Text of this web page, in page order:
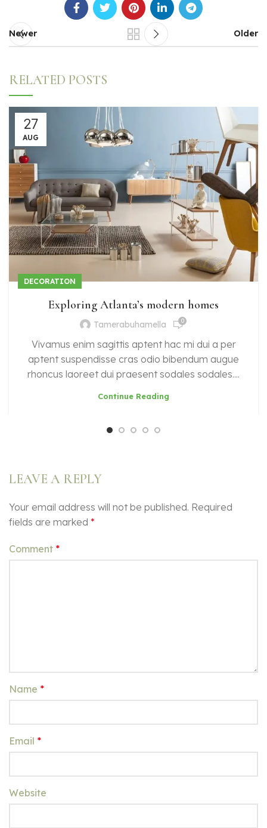
Newer Older
RELATED POSTS
27
AUG
DECORATION
Exploring Atlanta’s modern homes
Tamerabuhamella 0
Vivamus enim sagittis aptent hac mi dui a per
aptent suspendisse cras odio bibendum augue
rhoncus laoreet dui praesent sodales sodales....
Continue Reading
LEAVE A REPLY
Your email address will not be published. Required
fields are marked *
Comment *
Name *
Email *
Website